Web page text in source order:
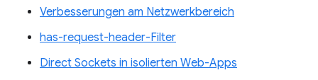
Verbesserungen am Netzwerkbereich
has-request-header-Filter
Direct Sockets in isolierten Web-Apps